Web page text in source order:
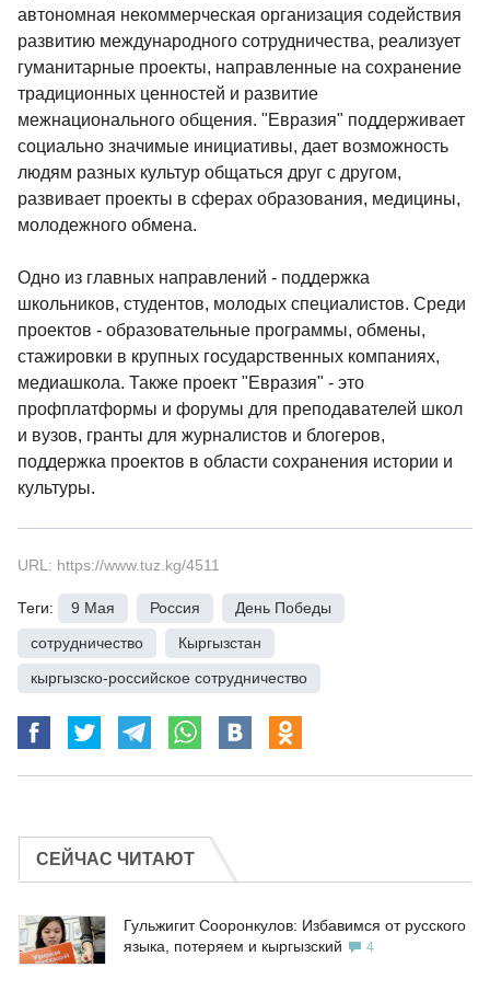
автономная некоммерческая организация содействия
развитию международного сотрудничества, реализует
гуманитарные проекты, направленные на сохранение
традиционных ценностей и развитие
межнационального общения. "Евразия" поддерживает
социально значимые инициативы, дает возможность
людям разных культур общаться друг с другом,
развивает проекты в сферах образования, медицины,
молодежного обмена.
Одно из главных направлений - поддержка
школьников, студентов, молодых специалистов. Среди
проектов - образовательные программы, обмены,
стажировки в крупных государственных компаниях,
медиашкола. Также проект "Евразия" - это
профплатформы и форумы для преподавателей школ
и вузов, гранты для журналистов и блогеров,
поддержка проектов в области сохранения истории и
культуры.
URL: https://www.tuz.kg/4511
Теги: 9 Мая Россия День Победы
сотрудничество
Кыргызстан
кыргызско-российское сотрудничество
СЕЙЧАС ЧИТАЮТ
Гульжигит Сооронкулов: Избавимся от русского
языка, потеряем и кыргызский
4